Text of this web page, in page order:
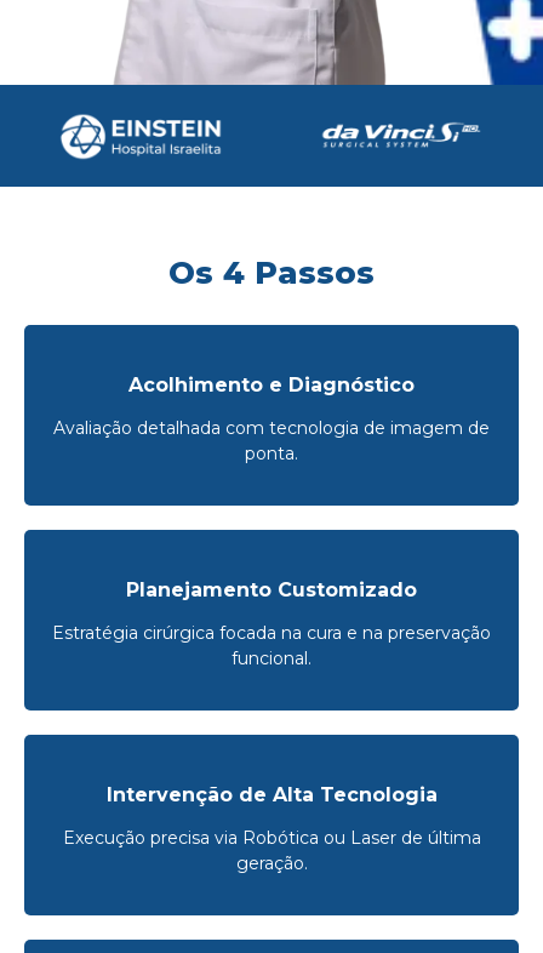
Os 4 Passos
Acolhimento e Diagnóstico
Avaliação detalhada com tecnologia de imagem de
ponta.
Planejamento Customizado
Estratégia cirúrgica focada na cura e na preservação
funcional.
Intervenção de Alta Tecnologia
Execução precisa via Robótica ou Laser de última
geração.